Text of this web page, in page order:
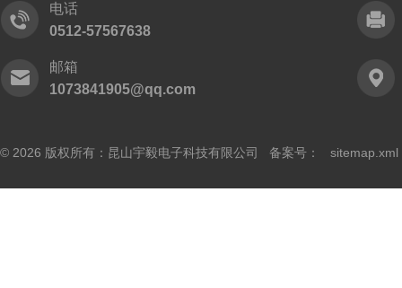
电话
0512-57567638
邮箱
1073841905@qq.com
© 2026 版权所有：昆山宇毅电子科技有限公司 备案号： sitemap.xml